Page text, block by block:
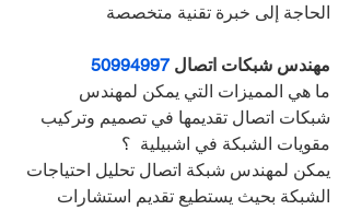
الحاجة إلى خبرة تقنية متخصصة
مهندس شبكات اتصال 50994997
ما هي المميزات التي يمكن لمهندس
شبكات اتصال تقديمها في تصميم وتركيب
مقويات الشبكة في اشبيلية  ؟
يمكن لمهندس شبكة اتصال تحليل احتياجات
الشبكة بحيث يستطيع تقديم استشارات